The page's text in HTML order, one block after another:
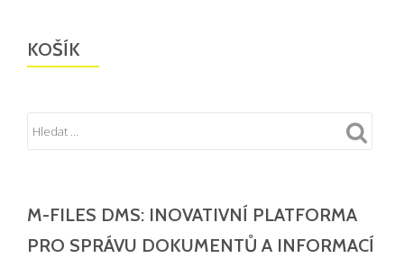
KOŠÍK
M-FILES DMS: INOVATIVNÍ PLATFORMA
PRO SPRÁVU DOKUMENTŮ A INFORMACÍ